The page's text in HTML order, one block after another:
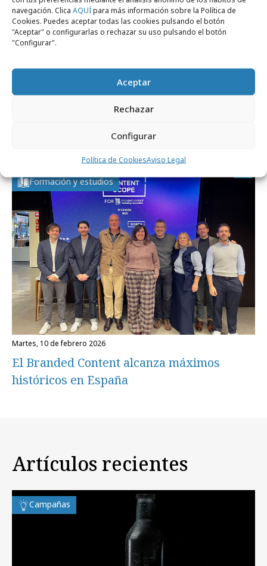
navegación. Clica AQUÍpara más información sobre la Política de
Cookies. Puedes aceptar todas las cookies pulsando el botón
"Aceptar" o configurarlas o rechazar su uso pulsando el botón
"Configurar".
Aceptar
Rechazar
Configurar
Política de CookiesAviso Legal
Formación y estudios
martes, 10 de febrero 2026
El Branded Content alcanza máximos
históricos en España
Artículos recientes
Campañas